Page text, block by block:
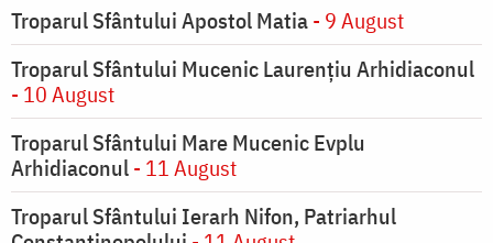
Troparul Sfântului Apostol Matia- 9 August
Troparul Sfântului Mucenic Laurențiu Arhidiaconul
- 10 August
Troparul Sfântului Mare Mucenic Evplu
Arhidiaconul- 11 August
Troparul Sfântului Ierarh Nifon, Patriarhul